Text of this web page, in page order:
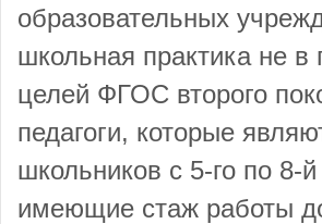
образовательных
школьная практика не
целей ФГОС второго
педагоги, которые
школьников с 5-го по 8-
имеющие стаж работы